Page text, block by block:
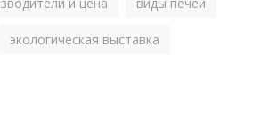
и цена виды печей
экологическая выставка